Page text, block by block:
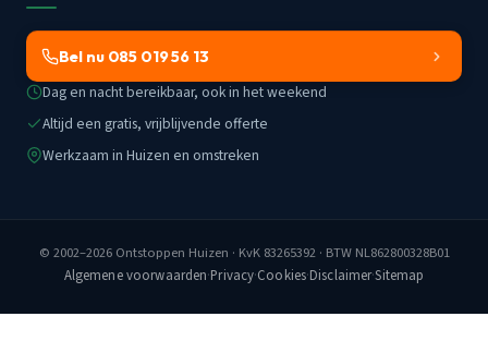
Bel nu 085 019 56 13
Dag en nacht bereikbaar, ook in het weekend
Altijd een gratis, vrijblijvende offerte
Werkzaam in Huizen en omstreken
© 2002–2026 Ontstoppen Huizen · KvK 83265392 · BTW NL862800328B01
Algemene voorwaarden·Privacy·Cookies·Disclaimer·Sitemap